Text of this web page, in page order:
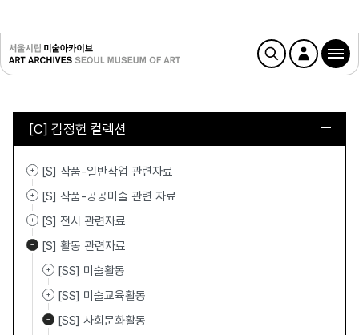
[C] 김정헌 컬렉션
[S] 작품-일반작업 관련자료
[S] 작품-공공미술 관련 자료
[S] 전시 관련자료
[S] 활동 관련자료
[SS] 미술활동
[SS] 미술교육활동
[SS] 사회문화활동